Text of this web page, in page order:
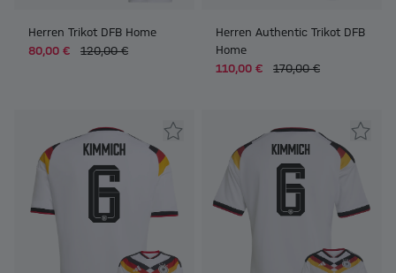
Herren Trikot DFB Home
80,00 €
120,00 €
Herren Authentic Trikot DFB
Home
110,00 €
170,00 €